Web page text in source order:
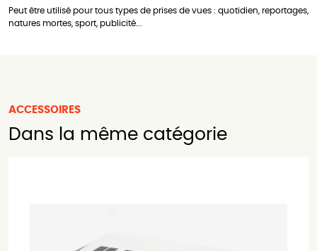
Peut être utilisé pour tous types de prises de vues : quotidien, reportages,
natures mortes, sport, publicité...
ACCESSOIRES
Dans la même catégorie